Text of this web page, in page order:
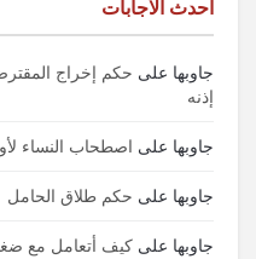
احدث الاجابات
جاوبها على حكم إخراج
إذنه
جاوبها على اصطحاب النساء
جاوبها على حكم طلاق الحامل
جاوبها على كيف أتعامل مع